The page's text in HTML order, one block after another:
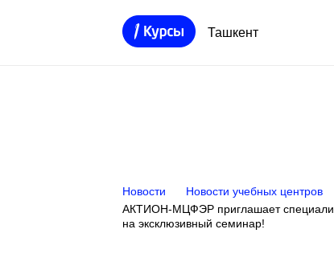
Ташкент
Новости
Новости учебных центров
АКТИОН-МЦФЭР приглашает
на эксклюзивный семинар!